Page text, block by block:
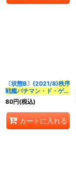
〔状態B〕(2021/8)秩序
戦艦バチマン・ド・ゲー
ル-戦艦形態-(SD61収
録)【C】{BS43-085}
《白》
80円(税込)
カートに入れる